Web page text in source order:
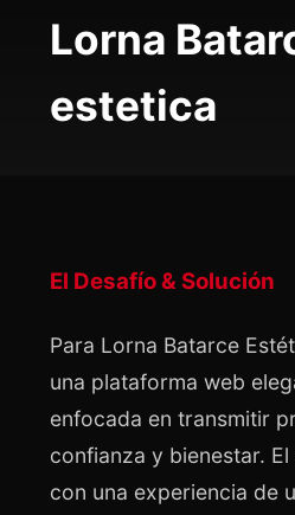
Lorna
estetica
El Desafío & Solución
Para Lorna Batarce
una plataforma web
enfocada en transmitir
confianza y bienestar.
con una experiencia de